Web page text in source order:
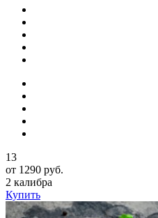
13
от 1290 руб.
2 калибра
Купить